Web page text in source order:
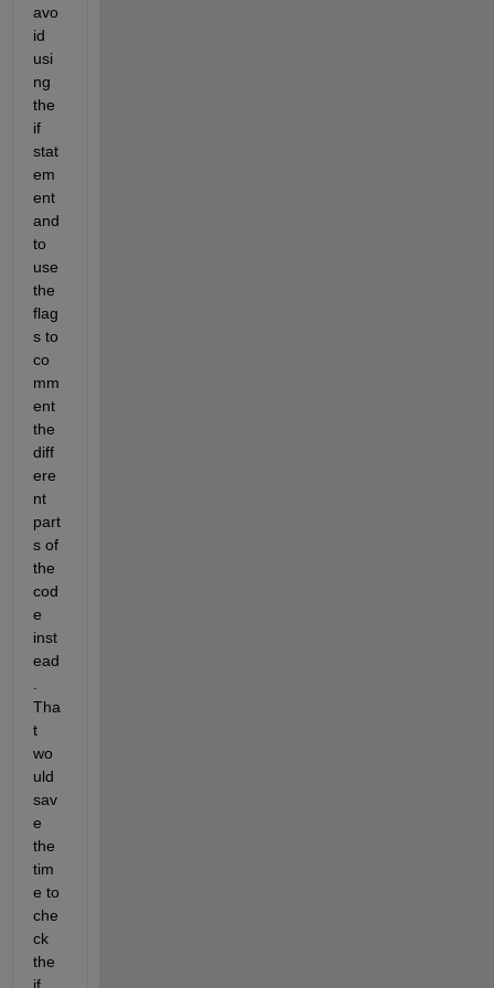
avo
id
usi
ng
the
if
stat
em
ent
and
to
use
the
flag
s to
co
mm
ent
the
diff
ere
nt
part
s of
the
cod
e
inst
ead
Tha
t
wo
uld
sav
e
the
tim
e to
che
ck
the